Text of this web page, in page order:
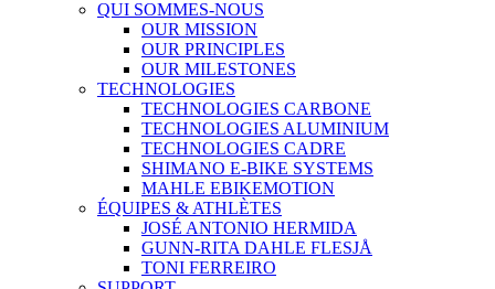
QUI SOMMES-NOUS
OUR MISSION
OUR PRINCIPLES
OUR MILESTONES
TECHNOLOGIES
TECHNOLOGIES CARBONE
TECHNOLOGIES ALUMINIUM
TECHNOLOGIES CADRE
SHIMANO E-BIKE SYSTEMS
MAHLE EBIKEMOTION
ÉQUIPES & ATHLÈTES
JOSÉ ANTONIO HERMIDA
GUNN-RITA DAHLE FLESJÅ
TONI FERREIRO